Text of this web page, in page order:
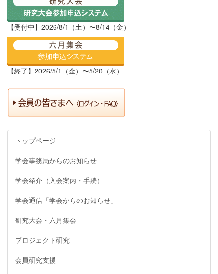
【受付中】2026/8/1（土）〜8/14（金）
【終了】2026/5/1（金）〜5/20（水）
トップページ
学会事務局からのお知らせ
学会紹介（入会案内・手続）
学会通信「学会からのお知らせ」
研究大会・六月集会
プロジェクト研究
会員研究支援